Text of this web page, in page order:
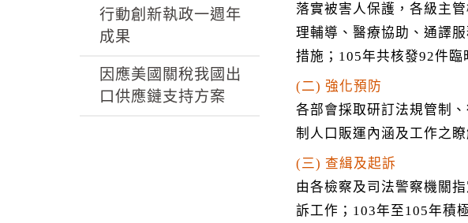
行動創新執政一週年
成果
因應美國關稅我國出
口供應鏈支持方案
落實被害人保護，各級主
理輔導、醫療協助、通譯
措施；105年共核發92件臨
(二) 強化預防
各部會採取研訂法規管制
制人口販運內涵及工作之
(三) 查緝及起訴
由各檢察及司法警察機關
訴工作；103年至105年積